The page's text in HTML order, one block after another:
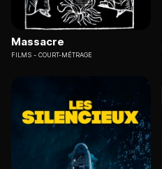
Massacre
FILMS COURT-MÉTRAGE